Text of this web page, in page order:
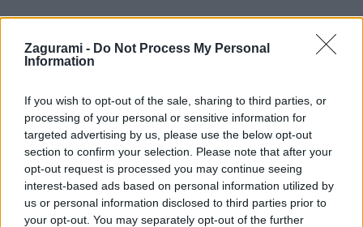
Zagurami - Do Not Process My Personal
Information
If you wish to opt-out of the sale, sharing to third parties, or
processing of your personal or sensitive information for
targeted advertising by us, please use the below opt-out
section to confirm your selection. Please note that after your
opt-out request is processed you may continue seeing
interest-based ads based on personal information utilized by
us or personal information disclosed to third parties prior to
your opt-out. You may separately opt-out of the further
Tour de Kerschkern
Jaro 8. januára 2018